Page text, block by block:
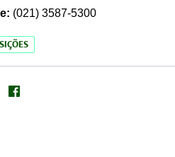
(021) 3587-5300